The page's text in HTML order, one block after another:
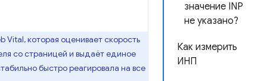
значение INP
не указано?
Как измерить
ИНП
Vital, которая оценивает скорость
со страницей и выдаёт единое
быстро реагировала на все